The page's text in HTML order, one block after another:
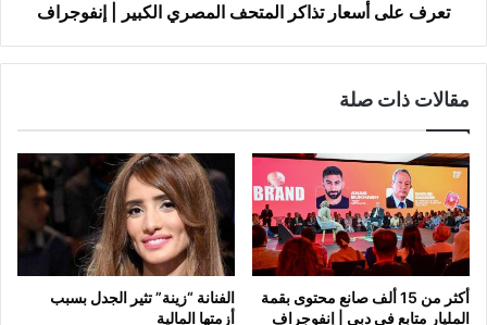
تعرف على أسعار تذاكر المتحف المصري الكبير | إنفوجراف
مقالات ذات صلة
أكثر من 15 ألف صانع محتوى بقمة
المليار متابع في دبي | إنفوجراف
الفنانة “زينة” تثير الجدل بسبب
أزمتها المالية